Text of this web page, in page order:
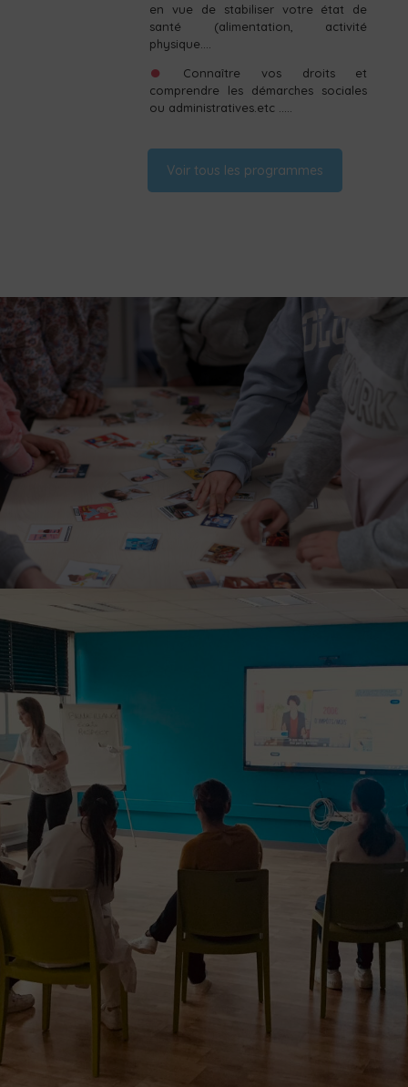
en vue de stabiliser votre état de
santé (alimentation, activité
physique….
Connaître vos droits et
comprendre les démarches sociales
ou administratives.etc …..
Voir tous les programmes